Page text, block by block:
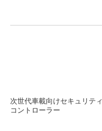
次世代車載向けセキュリティ
コントローラー